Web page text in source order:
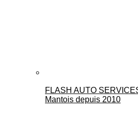
FLASH AUTO
Mantois depuis 2010